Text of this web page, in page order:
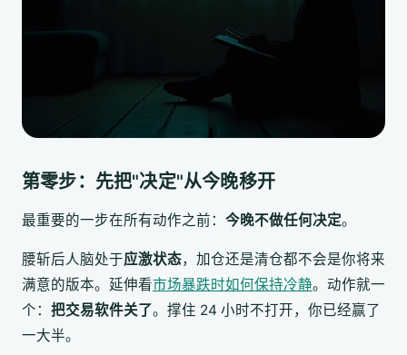
第零步：先把"决定"从今晚移开
最重要的一步在所有动作之前： 今晚不做任何决定。
腰斩后人脑处于应激状态，加仓还是清仓都不会是你将来
满意的版本。延伸看市场暴跌时如何保持冷静。动作就一
个： 把交易软件关了。撑住 24 小时不打开，你已经赢了
一大半。